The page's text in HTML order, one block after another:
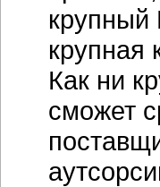
крупный
крупная
Как ни
сможет